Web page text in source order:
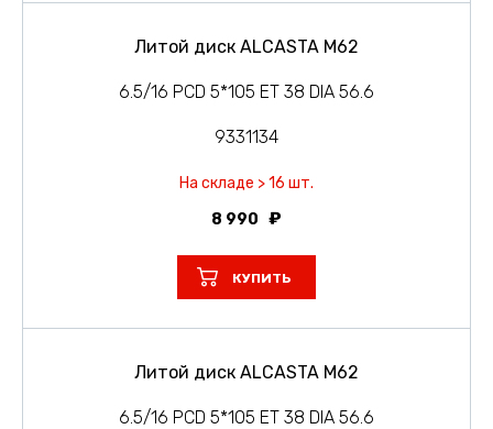
Литой диск ALCASTA M62
6.5/16 PCD 5*105 ET 38 DIA 56.6
9331134
На складе > 16 шт.
8 990
КУПИТЬ
Литой диск ALCASTA M62
6.5/16 PCD 5*105 ET 38 DIA 56.6